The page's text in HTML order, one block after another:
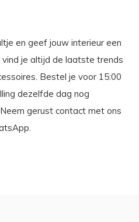
en geef jouw interieur een
je altijd de laatste trends
Bestel je voor 15:00
dezelfde dag nog
gerust contact met ons